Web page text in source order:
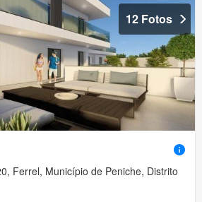
12 Fotos
Ferrel, Município de Peniche, Distrito